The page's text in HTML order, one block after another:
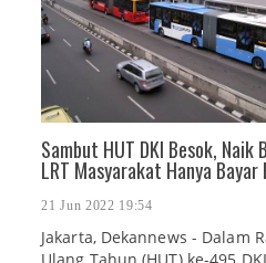
Sambut HUT DKI Besok, Naik
LRT Masyarakat Hanya Bayar
21 Jun 2022 19:54
Jakarta, Dekannews - Dalam